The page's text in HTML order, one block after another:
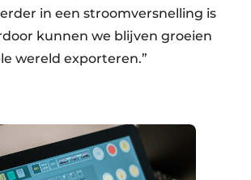
in een stroomversnelling is
kunnen we blijven groeien
wereld exporteren.”